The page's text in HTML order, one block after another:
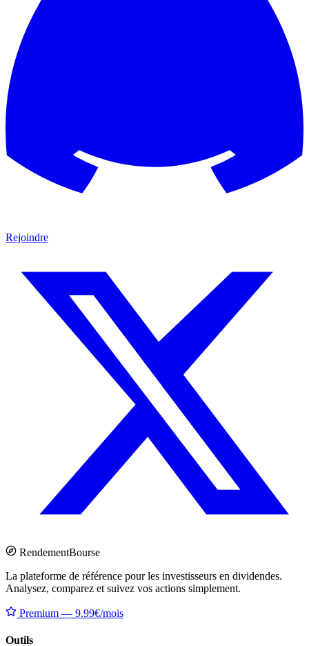
Rejoindre
RendementBourse
La plateforme de référence pour les investisseurs en dividendes.
Analysez, comparez et suivez vos actions simplement.
Premium — 9.99€/mois
Outils